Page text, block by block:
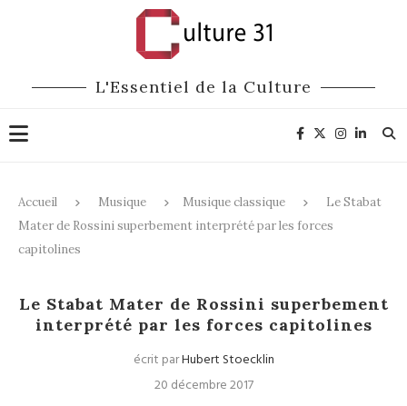
L'Essentiel de la Culture
Accueil Musique Musique classique
Le Stabat
Mater de Rossini superbement interprété par les forces
capitolines
Le Stabat Mater de Rossini superbement
interprété par les forces capitolines
écrit parHubert Stoecklin
20 décembre 2017